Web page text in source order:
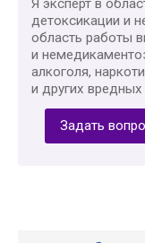
Я эксперт в
детоксикации и
область работы
и
алкоголя,
и других
Задать